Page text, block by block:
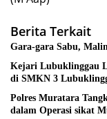
Berita Terkait
Gara-gara Sabu,
Kejari Lubuklinggau Lakukan
di SMKN 3
Polres Muratara
dalam Operasi sikat